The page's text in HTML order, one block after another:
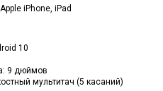
iPhone, iPad
10
9 дюймов
мультитач (5 касаний)